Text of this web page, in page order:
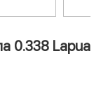
0.338 Lapua